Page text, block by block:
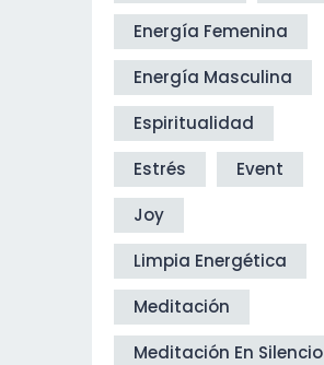
Energía Femenina
Energía Masculina
Espiritualidad
Estrés
Event
Joy
Limpia Energética
Meditación
Meditación En Silencio